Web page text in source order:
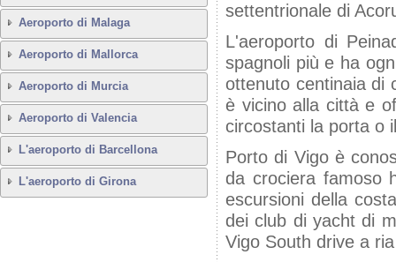
Aeroporto di Malaga
Aeroporto di Mallorca
Aeroporto di Murcia
Aeroporto di Valencia
L'aeroporto di Barcellona
L'aeroporto di Girona
settentrionale di
L'aeroporto di
spagnoli più e ha
ottenuto centinaia di
è vicino alla città e
circostanti la porta o
Porto di Vigo è
da crociera famoso
escursioni della
dei club di yacht di
Vigo South drive a